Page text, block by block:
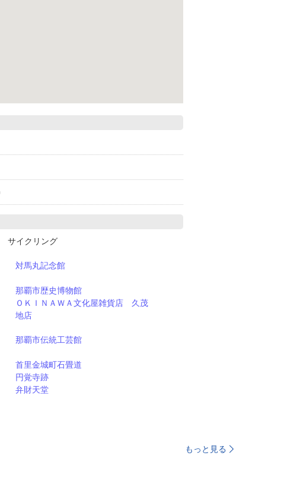
サイクリング
対馬丸記念館
那覇市歴史博物館
ＯＫＩＮＡＷＡ文化屋雑貨店 久茂
地店
那覇市伝統工芸館
首里金城町石畳道
円覚寺跡
弁財天堂
もっと見る